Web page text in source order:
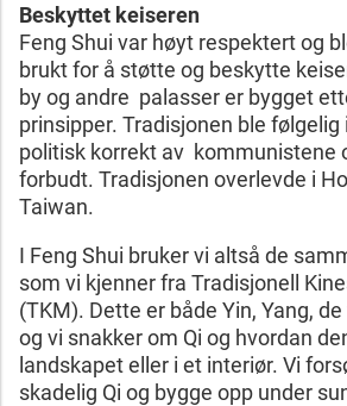
Beskyttet keiseren
Feng Shui var høyt respektert og
brukt for å støtte og beskytte
by og andre palasser er bygget
prinsipper. Tradisjonen ble
politisk korrekt av kommunistene
forbudt. Tradisjonen overlevde i
Taiwan.
I Feng Shui bruker vi altså de
som vi kjenner fra Tradisjonell
(TKM). Dette er både Yin, Yang,
og vi snakker om Qi og hvordan
landskapet eller i et interiør. Vi
skadelig Qi og bygge opp under